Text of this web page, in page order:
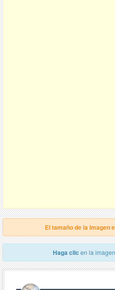
El tamaño de la imagen
Haga clic en la